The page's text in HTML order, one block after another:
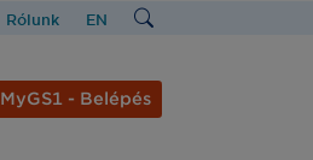
Rólunk EN
MyGS1 - Belépés